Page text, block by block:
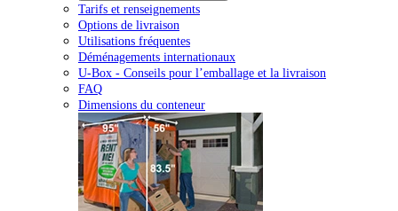
Tarifs et renseignements
Options de livraison
Utilisations fréquentes
Déménagements internationaux
U-Box - Conseils pour l’emballage et la livraison
FAQ
Dimensions du conteneur